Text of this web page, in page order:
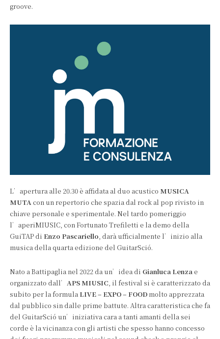
groove.
L’apertura alle 20.30 è affidata al duo acustico MUSICA
MUTAcon un repertorio che spazia dal rock al pop rivisto in
chiave personale e sperimentale. Nel tardo pomeriggio
l’aperiMIUSIC, con Fortunato Trefiletti e la demo della
GuiTAP di Enzo Pascariello, darà ufficialmente l’inizio alla
musica della quarta edizione del GuitarSció.
Nato a Battipaglia nel 2022 da un’idea di Gianluca Lenzae
organizzato dall’ APS MIUSIC, il festival si è caratterizzato da
subito per la formula LIVE – EXPO – FOODmolto apprezzata
dal pubblico sin dalle prime battute. Altra caratteristica che fa
del GuitarSció un’iniziativa cara a tanti amanti della sei
corde è la vicinanza con gli artisti che spesso hanno concesso